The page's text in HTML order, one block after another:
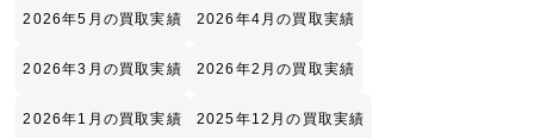
2026年5月の買取実績 2026年4月の買取実績
2026年3月の買取実績 2026年2月の買取実績
2026年1月の買取実績 2025年12月の買取実績